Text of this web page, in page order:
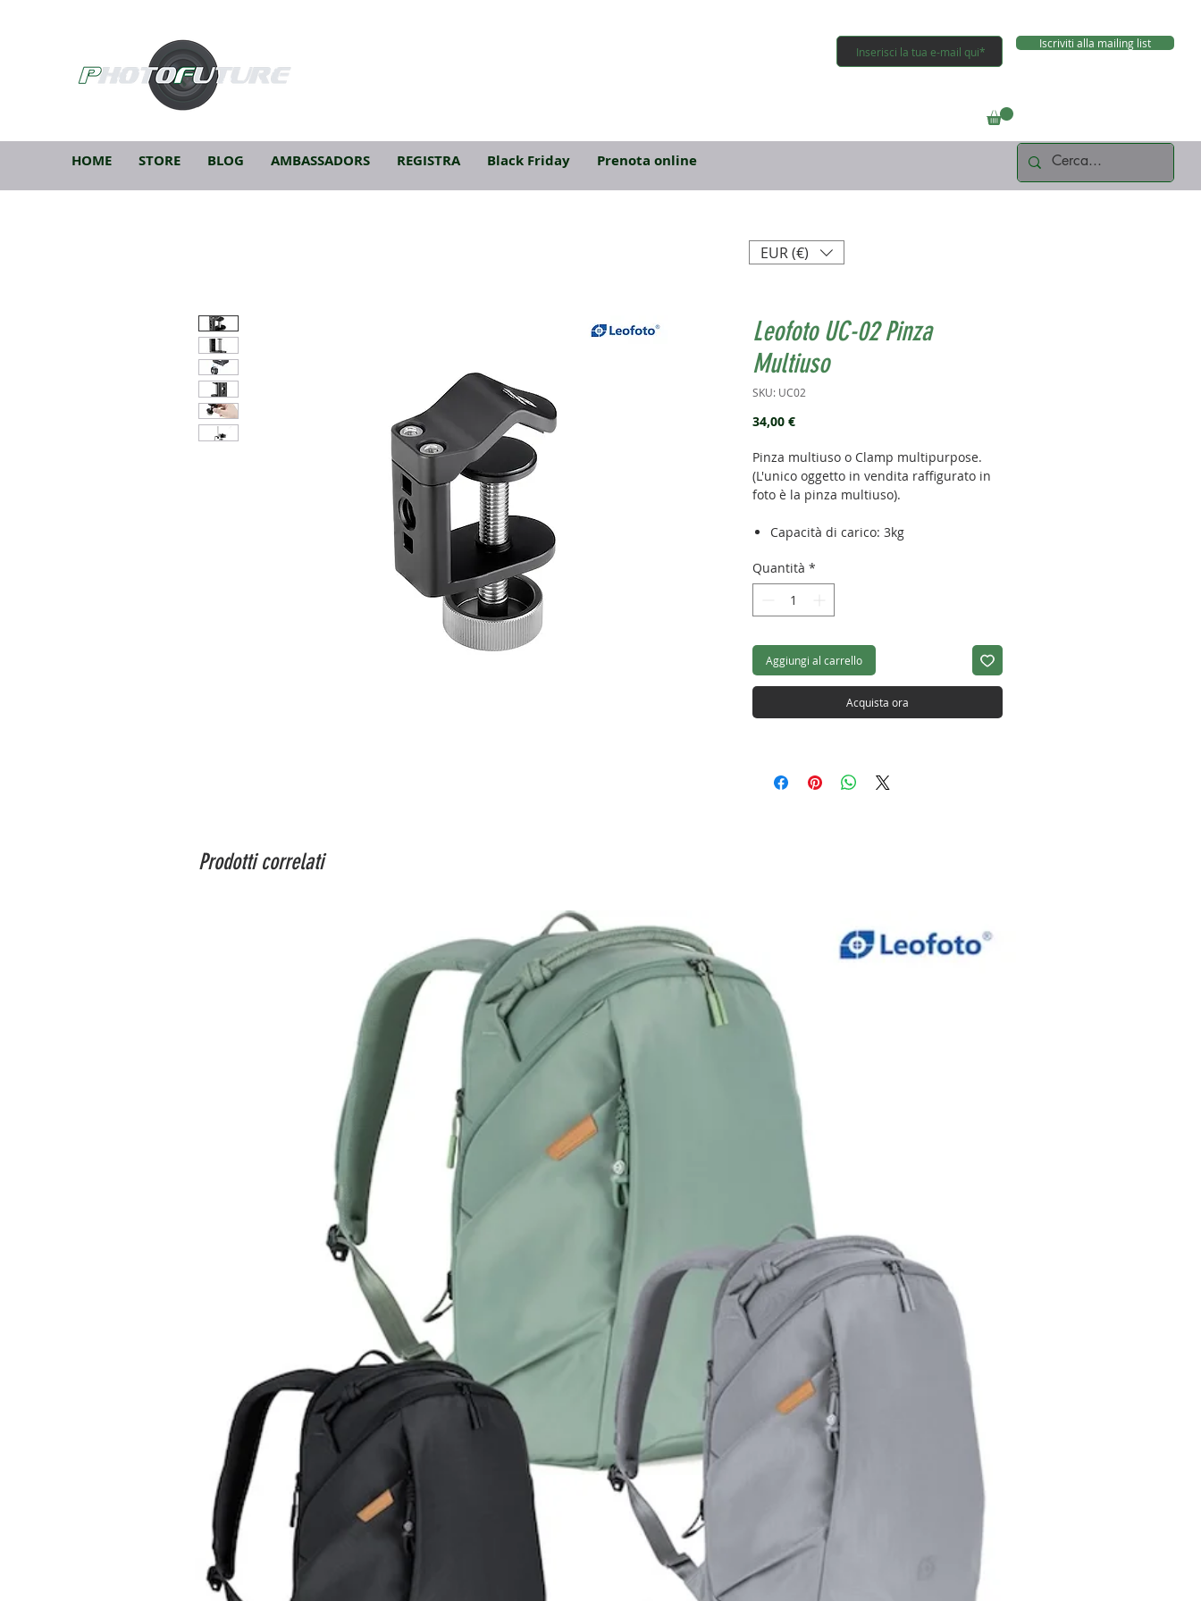
HOME STORE BLOG AMBASSADORS REGISTRA Black Friday Prenota online
Iscriviti alla mailing list
Leofoto UC-02 Pinza
Multiuso
SKU: UC02
34,00 €Prezzo
Pinza multiuso o Clamp multipurpose.
(L'unico oggetto in vendita raffigurato in
foto è la pinza multiuso).
Capacità di carico: 3kg
Peso: 50g
Quantità *
Aggiungi al carrello
Acquista ora
EUR (€)
Prodotti correlati